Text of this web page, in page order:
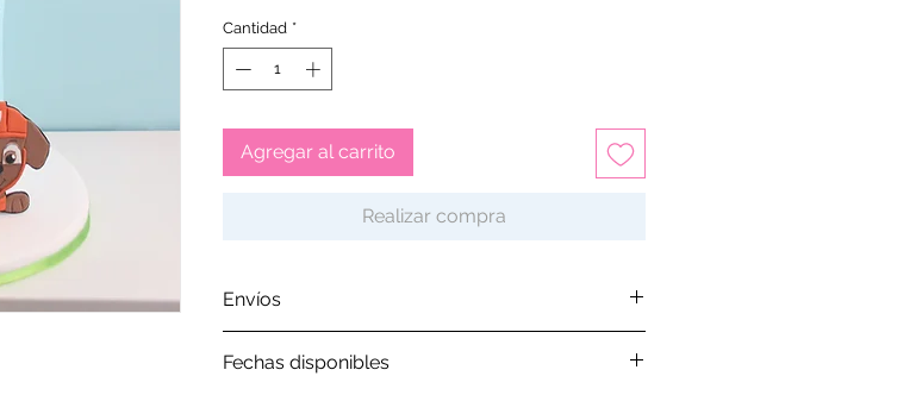
Cantidad *
Agregar al carrito
Realizar compra
Envíos
Fechas disponibles